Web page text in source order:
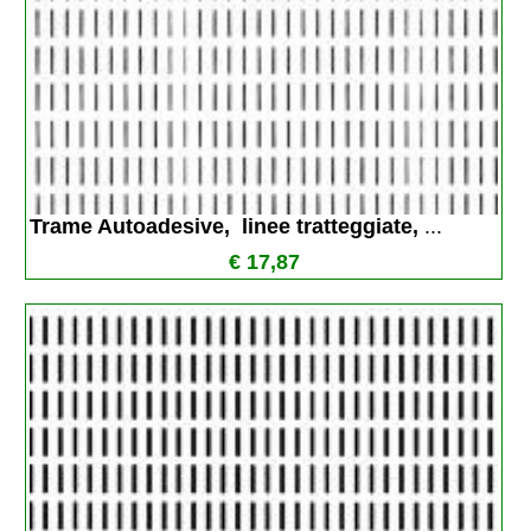
Trame Autoadesive,  linee tratteggiate, ...
€ 17,87